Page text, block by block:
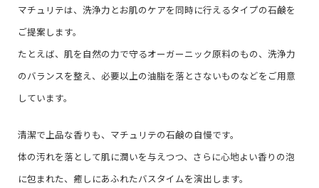
マチュリテは、洗浄力とお肌のケアを同時に行えるタイプの石鹸を
ご提案します。
たとえば、肌を自然の力で守るオーガーニック原料のもの、洗浄力
のバランスを整え、必要以上の油脂を落とさないものなどをご用意
しています。
清潔で上品な香りも、マチュリテの石鹸の自慢です。
体の汚れを落として肌に潤いを与えつつ、さらに心地よい香りの泡
に包まれた、癒しにあふれたバスタイムを演出します。